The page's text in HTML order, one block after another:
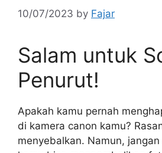
10/07/2023 by Fajar
Salam untuk
Penurut!
Apakah kamu pernah
di kamera canon kamu?
menyebalkan. Namun,